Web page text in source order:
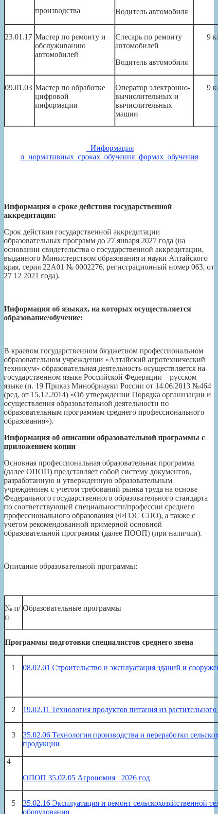
производства
Водитель автомобиля
23.01.17 Мастер по ремонту и
обслуживанию
автомобилей
Слесарь по ремонту
автомобилей
Водитель автомобиля
9
09.01.03 Мастер по обработке
цифровой
информации
Оператор электронно-
вычислительных и
вычислительных
машин
9
_Информация
о_нормативных_сроках_обучения_формах_обучения
Информация о сроке действия государственной
аккредитации:
Срок действия государственной аккредитации
образовательных программ до 27 января 2027 года (на
основании свидетельства о государственной аккредитации,
выданного Министерством образования и науки Алтайского
края, серия 22А01 № 0002276, регистрационный номер 063, от
27 12 2021 года).
Информация об языках, на которых осуществляется
образование/обучение:
В краевом государственном бюджетном профессиональном
образовательном учреждении «Алтайский агротехнический
техникум» образовательная деятельность осуществляется на
государственном языке Российской Федерации – русском
языке (п. 19 Приказ Минобрнауки России от 14.06.2013 №464
(ред. от 15.12.2014) «Об утверждении Порядка организации и
осуществления образовательной деятельности по
образовательным программам среднего профессионального
образования»).
Информация об описании образовательной программы с
приложением копии
Основная профессиональная образовательная программа
(далее ОПОП) представляет собой систему документов,
разработанную и утвержденную образовательным
учреждением с учетом требований рынка труда на основе
Федерального государственного образовательного стандарта
по соответствующей специальности/профессии среднего
профессионального образования (ФГОС СПО), а также с
учетом рекомендованной примерной основной
образовательной программы (далее ПООП) (при наличии).
Описание образовательной программы:
№ п/
п
Образовательные программы
Программы подготовки специалистов среднего звена
1 08.02.01 Строительство и эксплуатация зданий и
2 19.02.11 Технология продуктов питания из
3
35.02.06 Технология производства и переработки
продукции
4
ОПОП 35.02.05 Агрономия_ 2026 год
5
35.02.16 Эксплуатация и ремонт сельскохозяйственной
оборудования